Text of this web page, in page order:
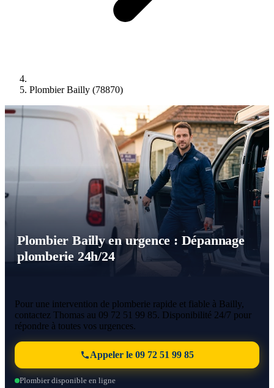
Plombier Bailly (78870)
Plombier Bailly en urgence : Dépannage
plomberie 24h/24
Pour une intervention de plomberie rapide et fiable à Bailly,
contactez Thomas au 09 72 51 99 85. Disponibilité 24/7 pour
répondre à toutes vos urgences.
Appeler le 09 72 51 99 85
Plombier disponible en ligne